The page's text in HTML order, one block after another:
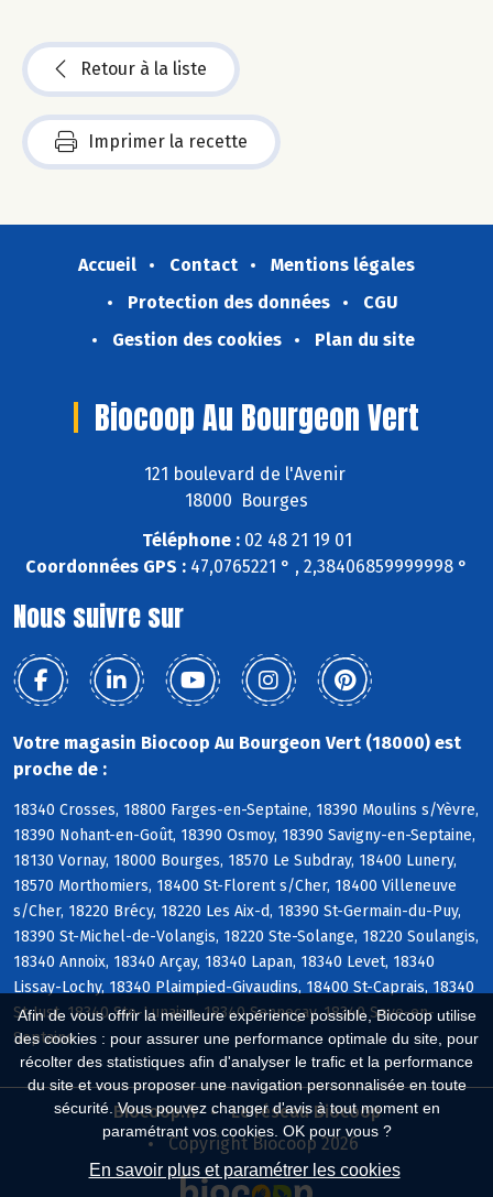
Afin de vous offrir la meilleure expérience possible, Biocoop utilise
des cookies : pour assurer une performance optimale du site, pour
récolter des statistiques afin d'analyser le trafic et la performance
du site et vous proposer une navigation personnalisée en toute
sécurité. Vous pouvez changer d'avis à tout moment en
paramétrant vos cookies. OK pour vous ?
En savoir plus et paramétrer les cookies
Retour à la liste
Imprimer la recette
Accueil Contact
Mentions légales
Protection des données
CGU
Gestion des cookies
Plan du site
Biocoop Au Bourgeon Vert
121 boulevard de l'Avenir
18000 Bourges
Téléphone :02 48 21 19 01
Coordonnées GPS : 47,0765221 ° , 2,38406859999998 °
Nous suivre sur
Votre magasin Biocoop Au Bourgeon Vert (18000) est
proche de :
18340 Crosses, 18800 Farges-en-Septaine, 18390 Moulins s/Yèvre,
18390 Nohant-en-Goût, 18390 Osmoy, 18390 Savigny-en-Septaine,
18130 Vornay, 18000 Bourges, 18570 Le Subdray, 18400 Lunery,
18570 Morthomiers, 18400 St-Florent s/Cher, 18400 Villeneuve
s/Cher, 18220 Brécy, 18220 Les Aix-d, 18390 St-Germain-du-Puy,
18390 St-Michel-de-Volangis, 18220 Ste-Solange, 18220 Soulangis,
18340 Annoix, 18340 Arçay, 18340 Lapan, 18340 Levet, 18340
Lissay-Lochy, 18340 Plaimpied-Givaudins, 18400 St-Caprais, 18340
St-Just, 18340 Ste-Lunaise, 18340 Senneçay, 18340 Soye-en-
Septaine
Biocoop.fr
Le réseau Biocoop
Copyright Biocoop 2026